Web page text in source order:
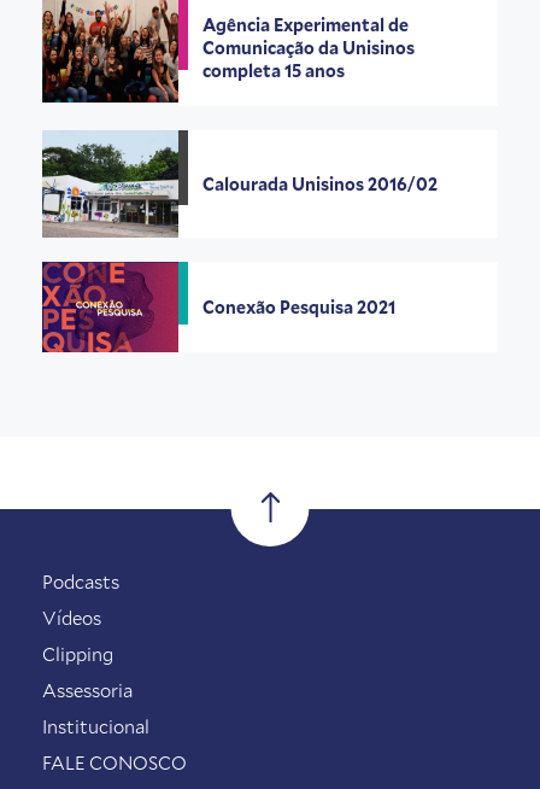
Agência Experimental de
Comunicação da Unisinos
completa 15 anos
Calourada Unisinos 2016/02
Conexão Pesquisa 2021
Podcasts
Vídeos
Clipping
Assessoria
Institucional
FALE CONOSCO